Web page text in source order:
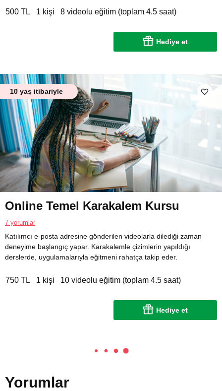
500 TL 1 kişi 8 videolu eğitim (toplam 4.5 saat)
Hediye et
10 yaş itibariyle
Online Temel Karakalem Kursu
7 yorumlar
Katılımcı e-posta adresine gönderilen videolarla dilediği zaman
deneyime başlangıç yapar. Karakalemle çizimlerin yapıldığı
derslerde, uygulamalarıyla eğitmeni rahatça takip eder.
750 TL 1 kişi 10 videolu eğitim (toplam 4.5 saat)
Hediye et
Yorumlar